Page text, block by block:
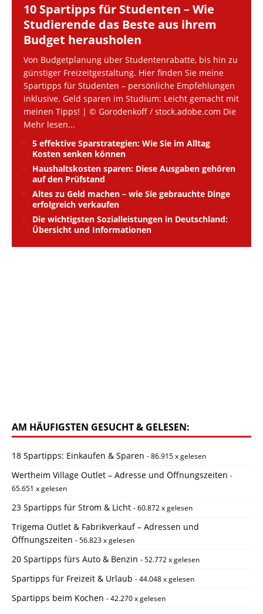
10 Spartipps für Studenten – Wie
Studierende das Beste aus ihrem
Budget herausholen
Von Budgetplanung über Studentenrabatte, bis hin zu
günstiger Freizeitgestaltung. Hier finden Sie meine
Spartipps für Studenten – persönliche Empfehlungen
inklusive. Geld sparen im Studium: Leicht gemacht mit
meinen Tipps! | © Gorodenkoff / stock.adobe.com Die
Mehr lesen...
5 effektive Sparstrategien: Wie Sie im Alltag
Kosten senken können
Haushaltskosten sparen: Diese Ausgaben gehören
auf den Prüfstand
Altes zu Geld machen – wie Sie gebrauchte Dinge
erfolgreich verkaufen
Die wichtigsten Sozialleistungen in Deutschland:
Übersicht und Informationen
AM HÄUFIGSTEN GESUCHT & GELESEN:
18 Spartipps: Einkaufen & Sparen - 86.915 x gelesen
Wertheim Village Outlet – Adresse und Öffnungszeiten -
65.651 x gelesen
23 Spartipps für Strom & Licht - 60.872 x gelesen
Trigema Outlet & Fabrikverkauf – Adressen und
Öffnungszeiten - 56.823 x gelesen
20 Spartipps fürs Auto & Benzin - 52.772 x gelesen
Spartipps für Freizeit & Urlaub - 44.048 x gelesen
Spartipps beim Kochen - 42.270 x gelesen